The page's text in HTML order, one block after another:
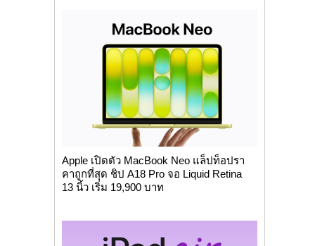
Apple เปิดตัว MacBook Neo แล็ปท็อปรา
คาถูกที่สุด ชิป A18 Pro จอ Liquid Retina
13 นิ้ว เริ่ม 19,900 บาท